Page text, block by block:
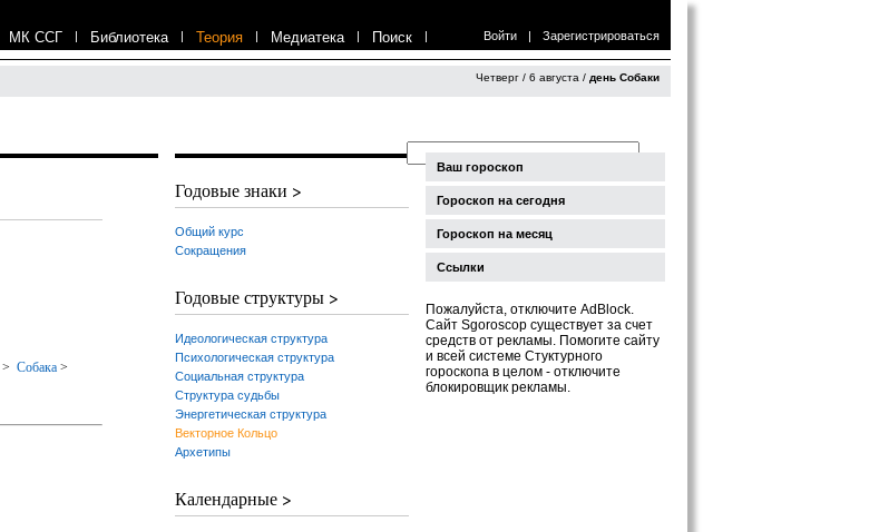
МК ССГ | Библиотека | Теория | Медиатека | Поиск | Войти | Зарегистрироваться
Четверг / 6 августа / день Собаки
> Собака >
Годовые знаки >
Общий курс
Сокращения
Годовые структуры >
Идеологическая структура
Психологическая структура
Социальная структура
Структура судьбы
Энергетическая структура
Векторное Кольцо
Архетипы
Календарные >
Ваш гороскоп
Гороскоп на сегодня
Гороскоп на месяц
Ссылки
Пожалуйста, отключите AdBlock.
Сайт Sgoroscop существует за счет
средств от рекламы. Помогите сайту
и всей системе Стуктурного
гороскопа в целом - отключите
блокировщик рекламы.